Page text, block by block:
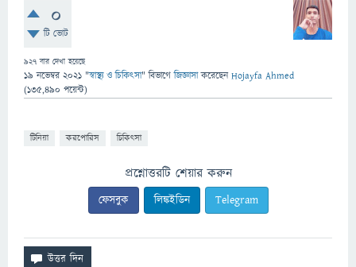
0
টি ভোট
927 বার দেখা হয়েছে
19 নভেম্বর 2021 "স্বাস্থ্য ও চিকিৎসা" বিভাগে জিজ্ঞাসাকরেছেনHojayfa Ahmed
(135,490 পয়েন্ট)
টিনিয়া করপোরিস চিকিৎসা
প্রশ্নোত্তরটি শেয়ার করুন
ফেসবুক লিঙ্কইডিন Telegram